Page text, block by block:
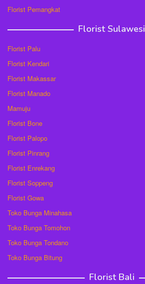
Florist Pemangkat
Florist Sulawesi
Florist Palu
Florist Kendari
Florist Makassar
Florist Manado
Mamuju
Florist Bone
Florist Palopo
Florist Pinrang
Florist Enrekang
Florist Soppeng
Florist Gowa
Toko Bunga Minahasa
Toko Bunga Tomohon
Toko Bunga Tondano
Toko Bunga Bitung
Florist Bali